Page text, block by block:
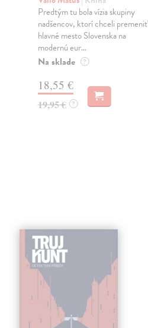
Predtým tu bola vízia skupiny
nadšencov, ktorí chceli premeniť
hlavné mesto Slovenska na
modernú eur...
Na sklade ?
18,55 €
19,95 € ?